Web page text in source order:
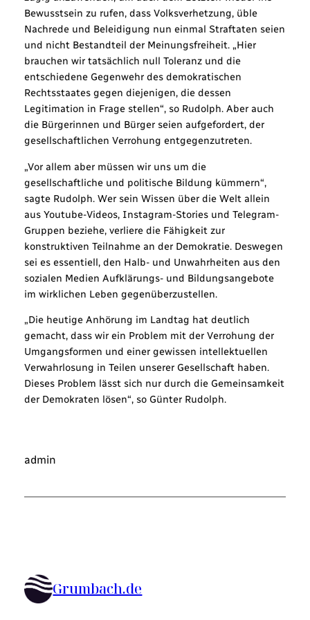
Bewusstsein zu rufen, dass Volksverhetzung, üble
Nachrede und Beleidigung nun einmal Straftaten seien
und nicht Bestandteil der Meinungsfreiheit. „Hier
brauchen wir tatsächlich null Toleranz und die
entschiedene Gegenwehr des demokratischen
Rechtsstaates gegen diejenigen, die dessen
Legitimation in Frage stellen“, so Rudolph. Aber auch
die Bürgerinnen und Bürger seien aufgefordert, der
gesellschaftlichen Verrohung entgegenzutreten.
„Vor allem aber müssen wir uns um die
gesellschaftliche und politische Bildung kümmern“,
sagte Rudolph. Wer sein Wissen über die Welt allein
aus Youtube-Videos, Instagram-Stories und Telegram-
Gruppen beziehe, verliere die Fähigkeit zur
konstruktiven Teilnahme an der Demokratie. Deswegen
sei es essentiell, den Halb- und Unwahrheiten aus den
sozialen Medien Aufklärungs- und Bildungsangebote
im wirklichen Leben gegenüberzustellen.
„Die heutige Anhörung im Landtag hat deutlich
gemacht, dass wir ein Problem mit der Verrohung der
Umgangsformen und einer gewissen intellektuellen
Verwahrlosung in Teilen unserer Gesellschaft haben.
Dieses Problem lässt sich nur durch die Gemeinsamkeit
der Demokraten lösen“, so Günter Rudolph.
admin
Grumbach.de